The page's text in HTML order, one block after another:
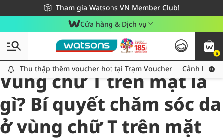
Tham gia Watsons VN Member Club!
Miễn phí giao hàng cho đơn hàng từ 249,000Đ
Giao hàng nhanh 24h - Áp dụng khu vực TP. Hồ Chí Minh
Cửa hàng & Dịch vụ
0
Thu thập thêm voucher hot tại Trạm Voucher
Thu thập thêm voucher hot tại Trạm Voucher Cảnh báo
All
Chăm Sóc Cá Nhân
Vùng chữ T trên mặt là
gì? Bí quyết chăm sóc da
ở vùng chữ T trên mặt